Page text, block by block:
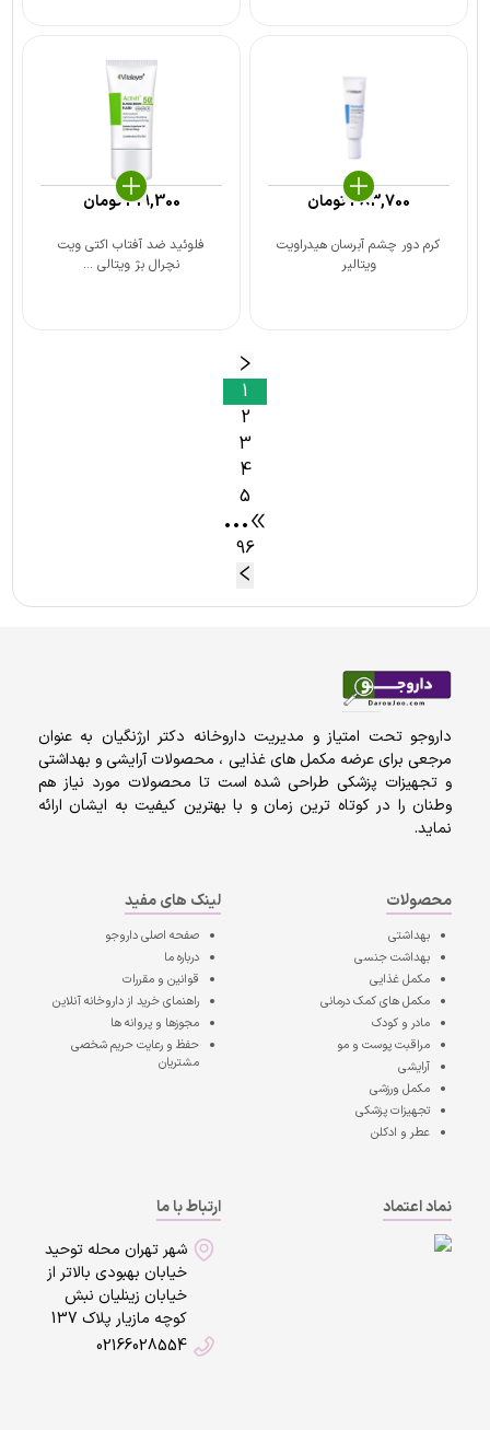
کرم دور چشم آبرسان هیدراویت
ویتالیر
383,700تومان
فلوئید ضد آفتاب اکتی ویت
نچرال بژ ویتالی ...
419,300تومان
1
2
3
4
5
•••
96
داروجو تحت امتیاز و مدیریت داروخانه دکتر ارژنگیان به عنوان
مرجعی برای عرضه مکمل های غذایی ، محصولات آرایشی و بهداشتی
و تجهیزات پزشکی طراحی شده است تا محصولات مورد نیاز هم
وطنان را در کوتاه ترین زمان و با بهترین کیفیت به ایشان ارائه
نماید.
محصولات
بهداشتی
بهداشت جنسی
مکمل غذایی
مکمل های کمک درمانی
مادر و کودک
مراقبت پوست و مو
آرایشی
مکمل ورزشی
تجهیزات پزشکی
عطر و ادکلن
لینک های مفید
صفحه اصلیداروجو
درباره ما
قوانین و مقررات
راهنمای خرید از داروخانه آنلاین
مجوزها و پروانه ها
حفظ و رعایت حریم شخصی
مشتریان
نماد اعتماد
ارتباط با ما
شهر تهران محله توحید
خیابان بهبودی بالاتر از
خیابان زینلیان نبش
کوچه مازیار پلاک 137
02166028554